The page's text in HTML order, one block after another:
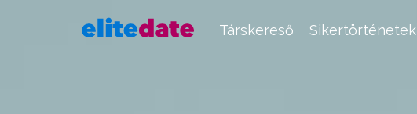
Társkereső Sikertörténetek